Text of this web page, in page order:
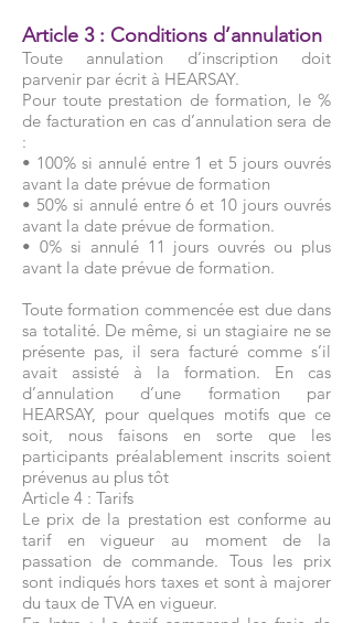
Article 3 : Conditions d’annulation
Toute annulation d’inscription doit
parvenir par écrit à HEARSAY.
Pour toute prestation de formation, le %
de facturation en cas d’annulation sera de
:
• 100% si annulé entre 1 et 5 jours ouvrés
avant la date prévue de formation
• 50% si annulé entre 6 et 10 jours ouvrés
avant la date prévue de formation.
• 0% si annulé 11 jours ouvrés ou plus
avant la date prévue de formation.
Toute formation commencée est due dans
sa totalité. De même, si un stagiaire ne se
présente pas, il sera facturé comme s’il
avait assisté à la formation. En cas
d’annulation d’une formation par
HEARSAY, pour quelques motifs que ce
soit, nous faisons en sorte que les
participants préalablement inscrits soient
prévenus au plus tôt
Article 4 : Tarifs
Le prix de la prestation est conforme au
tarif en vigueur au moment de la
passation de commande. Tous les prix
sont indiqués hors taxes et sont à majorer
du taux de TVA en vigueur.